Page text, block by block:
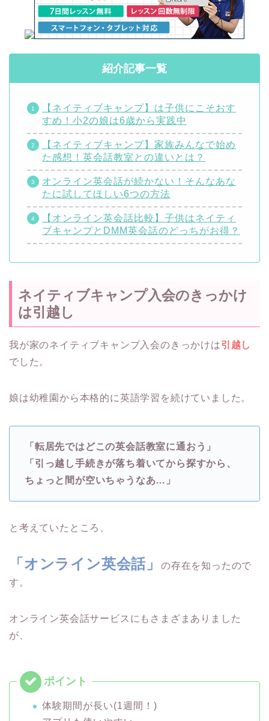
紹介記事一覧
【ネイティブキャンプ】は子供にこそおす
すめ！小2の娘は6歳から実践中
【ネイティブキャンプ】家族みんなで始め
た感想！英会話教室との違いとは？
オンライン英会話が続かない！そんなあな
たに試してほしい6つの方法
【オンライン英会話比較】子供はネイティ
ブキャンプとDMM英会話のどっちがお得？
ネイティブキャンプ入会のきっかけ
は引越し
我が家のネイティブキャンプ入会のきっかけは引越し
でした。
娘は幼稚園から本格的に英語学習を続けていました。
「転居先ではどこの英会話教室に通おう」
「引っ越し手続きが落ち着いてから探すから、
ちょっと間が空いちゃうなあ…」
と考えていたところ、
「オンライン英会話」の存在を知ったので
す。
オンライン英会話サービスにもさまざまありました
が、
体験期間が長い(1週間！)